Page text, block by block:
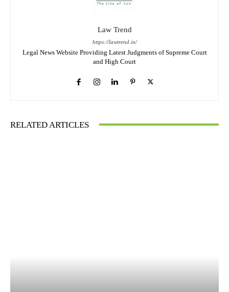
Law Trend
https://lawtrend.in/
Legal News Website Providing Latest Judgments of Supreme Court
and High Court
RELATED ARTICLES